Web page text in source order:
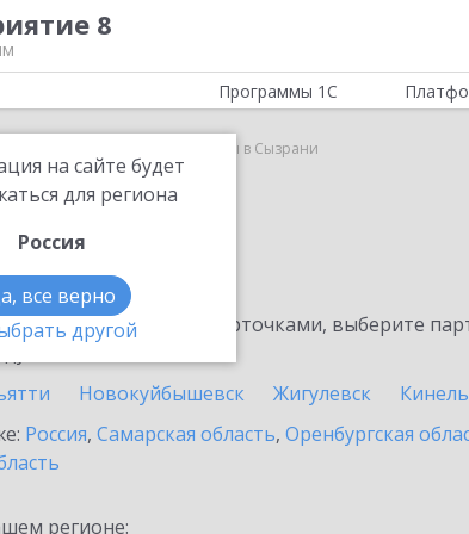
8
на сайте будет
для региона
Россия
все верно
другой
Программы 1С
1С-Товары в Сызрани
1С-Товары
информационными карточками, выберите
Новокуйбышевск Жигулевск Кинель
Россия, Самарская область, Оренбургская
регионе: